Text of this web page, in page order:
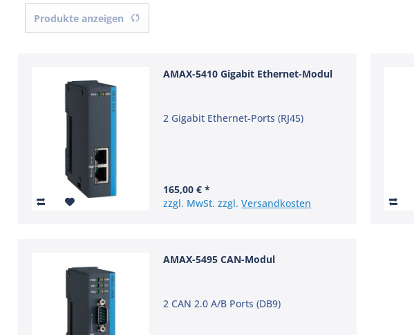
2
Produkte anzeigen
AMAX-5410 Gigabit Ethernet-Modul
2 Gigabit Ethernet-Ports (RJ45)
165,00 € *
zzgl. MwSt. zzgl.Versandkosten
AMAX-5495 CAN-Modul
2 CAN 2.0 A/B Ports (DB9)